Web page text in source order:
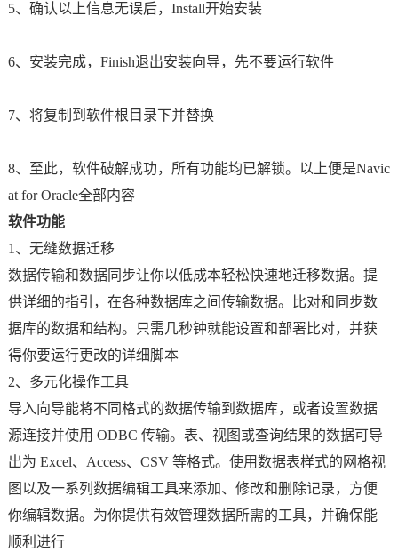
5、确认以上信息无误后，Install开始安装
6、安装完成，Finish退出安装向导，先不要运行软件
7、将复制到软件根目录下并替换
8、至此，软件破解成功，所有功能均已解锁。以上便是Navic
at for Oracle全部内容
软件功能
1、无缝数据迁移
数据传输和数据同步让你以低成本轻松快速地迁移数据。提
供详细的指引，在各种数据库之间传输数据。比对和同步数
据库的数据和结构。只需几秒钟就能设置和部署比对，并获
得你要运行更改的详细脚本
2、多元化操作工具
导入向导能将不同格式的数据传输到数据库，或者设置数据
源连接并使用 ODBC 传输。表、视图或查询结果的数据可导
出为 Excel、Access、CSV 等格式。使用数据表样式的网格视
图以及一系列数据编辑工具来添加、修改和删除记录，方便
你编辑数据。为你提供有效管理数据所需的工具，并确保能
顺利进行